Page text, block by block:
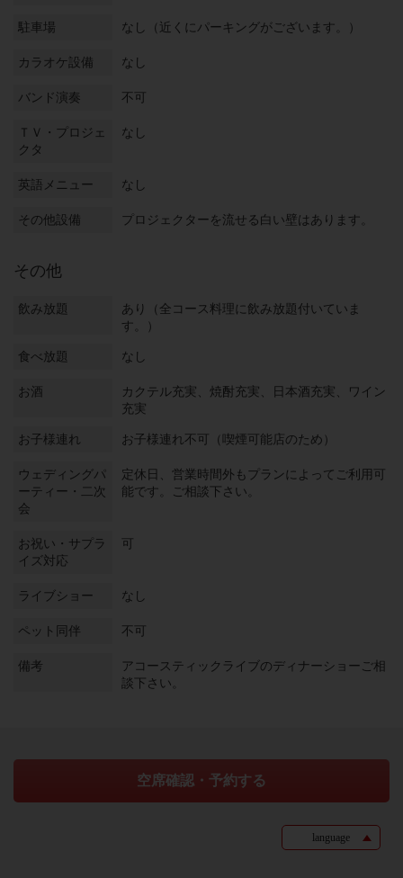
駐車場 なし（近くにパーキングがございます。）
カラオケ設備 なし
バンド演奏 不可
ＴＶ・プロジェ
クタ
なし
英語メニュー なし
その他設備 プロジェクターを流せる白い壁はあります。
その他
飲み放題
あり（全コース料理に飲み放題付いていま
す。）
食べ放題 なし
お酒
カクテル充実、焼酎充実、日本酒充実、ワイン
充実
お子様連れ お子様連れ不可（喫煙可能店のため）
ウェディングパ
ーティー・二次
会
定休日、営業時間外もプランによってご利用可
能です。ご相談下さい。
お祝い・サプラ
イズ対応
可
ライブショー なし
ペット同伴 不可
備考
アコースティックライブのディナーショーご相
談下さい。
空席確認・予約する
language